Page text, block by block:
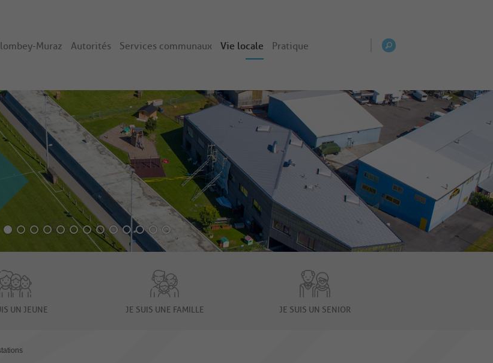
Muraz Autorités Services communaux Vie locale Pratique
UN JEUNE JE SUIS UNE FAMILLE JE SUIS UN SENIOR